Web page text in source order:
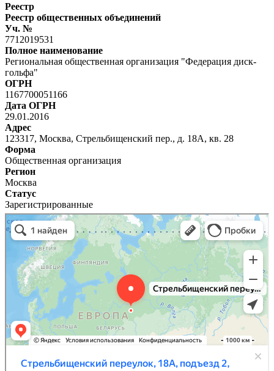
Реестр
Реестр общественных объединений
Уч. №
7712019531
Полное наименование
Региональная общественная организация "Федерация диск-
гольфа"
ОГРН
1167700051166
Дата ОГРН
29.01.2016
Адрес
123317, Москва, Стрельбищенский пер., д. 18А, кв. 28
Форма
Общественная организация
Регион
Москва
Статус
Зарегистрированные